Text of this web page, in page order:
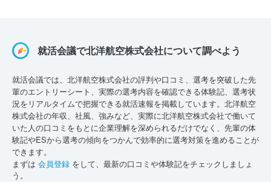
就活会議で北洋航空株式会社について調べよう
就活会議では、北洋航空株式会社の評判や口コミ、選考を突破した先
輩のエントリーシート、実際の選考内容を確認できる体験記、選考状
況をリアルタイムで把握できる就活速報を掲載しています。北洋航空
株式会社の年収、社風、強みなど、実際に北洋航空株式会社で働いて
いた人の口コミをもとに企業理解を深められるだけでなく、先輩の体
験記やESから選考の傾向をつかんで効率的に選考対策を進めることが
できます。
まずは 会員登録 をして、最新の口コミや体験記をチェックしましょ
う。